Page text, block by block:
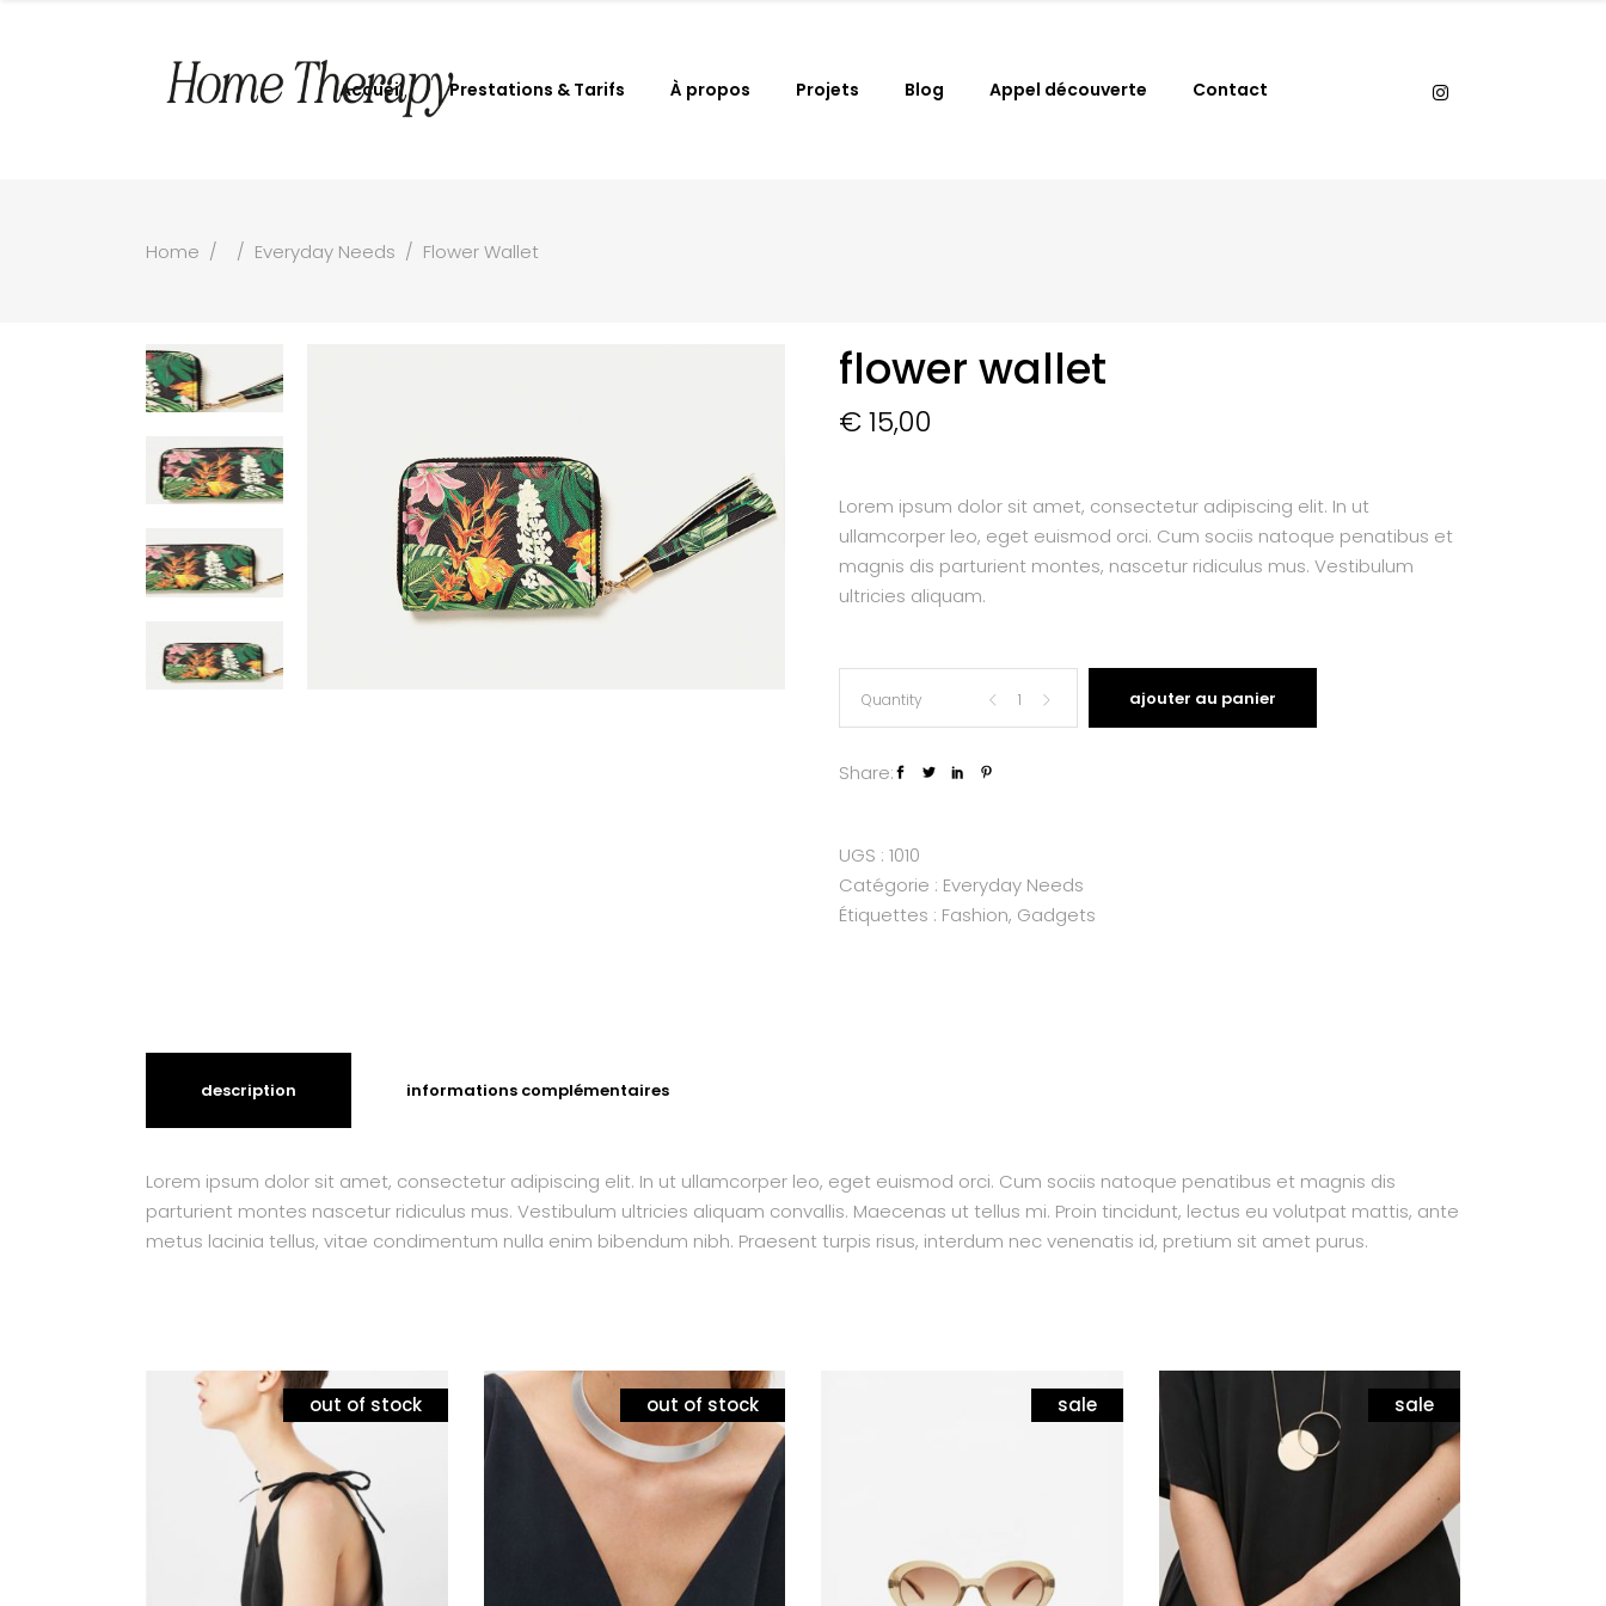
Accueil Prestations & Tarifs À propos Projets Blog Appel découverte Contact
Home / / Everyday Needs / Flower Wallet
flower wallet
€15,00
Lorem ipsum dolor sit amet, consectetur adipiscing elit. In ut
ullamcorper leo, eget euismod orci. Cum sociis natoque penatibus et
magnis dis parturient montes, nascetur ridiculus mus. Vestibulum
ultricies aliquam.
Flower
Quantity ajouter au panier
Share:
UGS : 1010
Catégorie : Everyday Needs
Étiquettes : Fashion, Gadgets
description informations complémentaires
Lorem ipsum dolor sit amet, consectetur adipiscing elit. In ut ullamcorper leo, eget euismod orci. Cum sociis natoque penatibus et magnis dis
parturient montes nascetur ridiculus mus. Vestibulum ultricies aliquam convallis. Maecenas ut tellus mi. Proin tincidunt, lectus eu volutpat mattis, ante
metus lacinia tellus, vitae condimentum nulla enim bibendum nibh. Praesent turpis risus, interdum nec venenatis id, pretium sit amet purus.
out of stock out of stock sale sale